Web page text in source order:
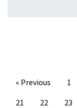
« Previous 1
21
22 23